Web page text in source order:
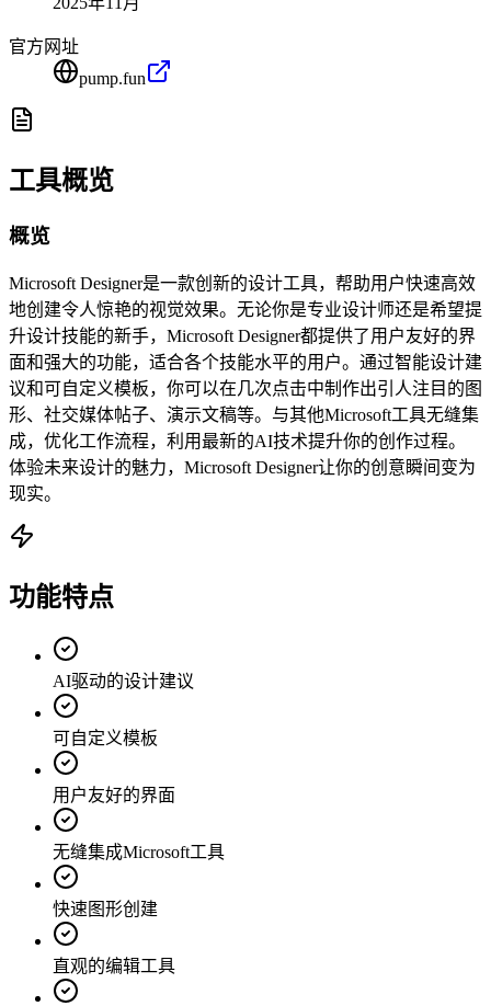
官方网址
pump.fun
工具概览
概览
Microsoft Designer是一款创新的设计工具，帮助用户快速高效
地创建令人惊艳的视觉效果。无论你是专业设计师还是希望提
升设计技能的新手，Microsoft Designer都提供了用户友好的界
面和强大的功能，适合各个技能水平的用户。通过智能设计建
议和可自定义模板，你可以在几次点击中制作出引人注目的图
形、社交媒体帖子、演示文稿等。与其他Microsoft工具无缝集
成，优化工作流程，利用最新的AI技术提升你的创作过程。
体验未来设计的魅力，Microsoft Designer让你的创意瞬间变为
现实。
功能特点
AI驱动的设计建议
可自定义模板
用户友好的界面
无缝集成Microsoft工具
快速图形创建
直观的编辑工具